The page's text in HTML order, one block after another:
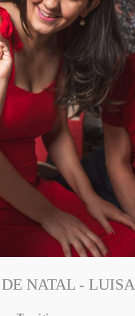
NATAL - LUISA